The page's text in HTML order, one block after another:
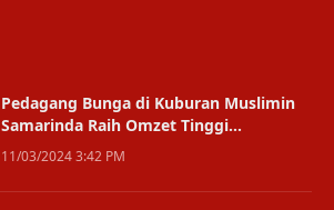
Pedagang Bunga di Kuburan Muslimin
Samarinda Raih Omzet Tinggi
Menjelang Ramadan
11/03/2024 3:42 PM